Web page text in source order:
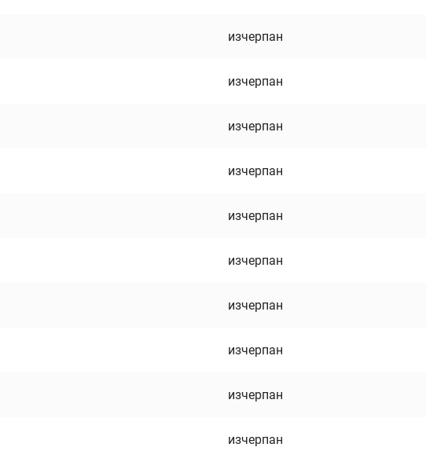
изчерпан
изчерпан
изчерпан
изчерпан
изчерпан
изчерпан
изчерпан
изчерпан
изчерпан
изчерпан